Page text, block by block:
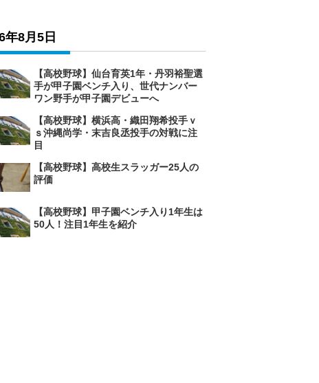
年8月5日
【高校野球】仙台育英1年・丹羽裕聖選
手が甲子園ベンチ入り、世代ナンバー
ワン野手が甲子園デビューへ
【高校野球】横浜高・織田翔希投手ｖ
ｓ沖縄尚学・末吉良丞投手の対戦に注
目
【高校野球】高校生スラッガー25人の
評価
【高校野球】甲子園ベンチ入り1年生は
50人！注目1年生を紹介